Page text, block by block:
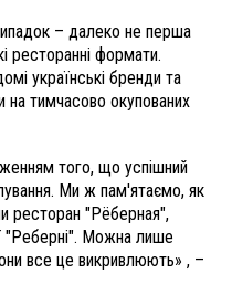
– далеко не перша
ресторанні формати.
українські бренди та
на тимчасово окупованих
того, що успішний
Ми ж пам'ятаємо, як
ресторан "Рёберная",
"Реберні". Можна лише
все це викривлюють» , –